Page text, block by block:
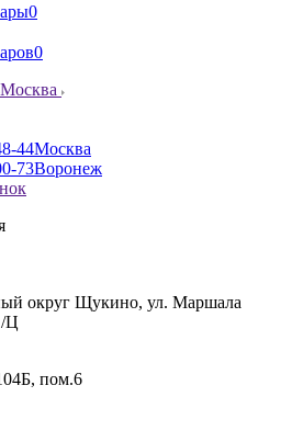
0
0
Москва
44Москва
73Воронеж
округ Щукино, ул. Маршала
Ц
пом.6